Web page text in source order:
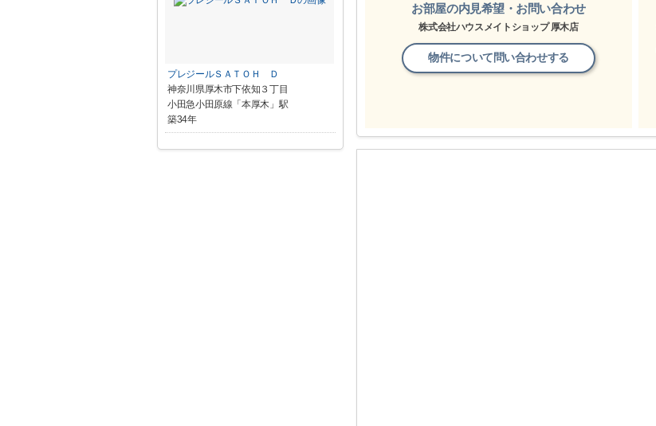
お部屋の内見希望・お問い合わせ
株式会社ハウスメイトショップ 厚木店
物件について問い合わせする
プレジールＳＡＴＯＨ Ｄ
神奈川県厚木市下依知３丁目
小田急小田原線「本厚木」駅
築34年